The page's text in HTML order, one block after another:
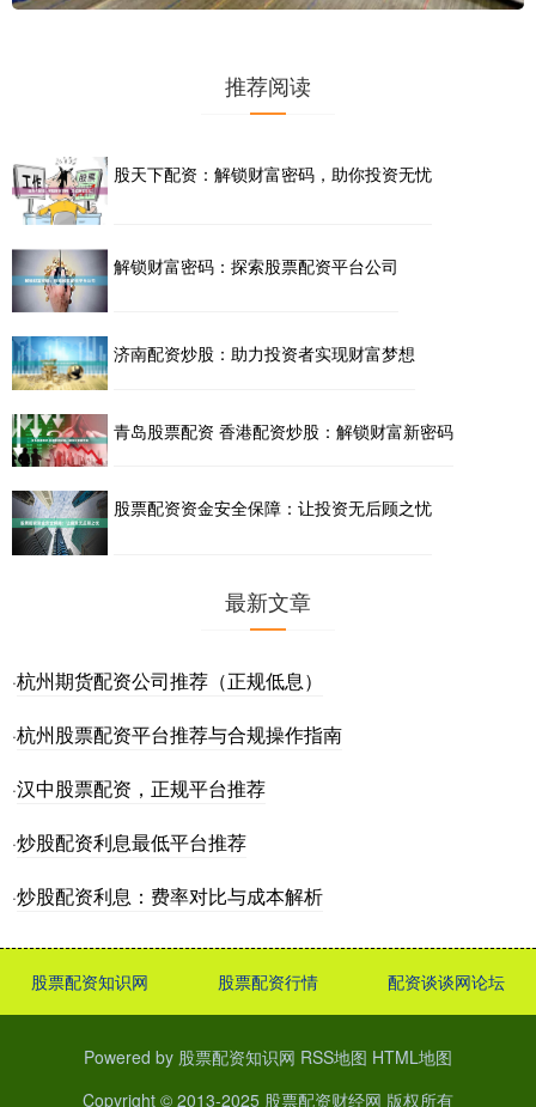
推荐阅读
股天下配资：解锁财富密码，助你投资无忧
解锁财富密码：探索股票配资平台公司
济南配资炒股：助力投资者实现财富梦想
青岛股票配资 香港配资炒股：解锁财富新密码
股票配资资金安全保障：让投资无后顾之忧
最新文章
·杭州期货配资公司推荐（正规低息）
·杭州股票配资平台推荐与合规操作指南
·汉中股票配资，正规平台推荐
·炒股配资利息最低平台推荐
·炒股配资利息：费率对比与成本解析
股票配资知识网 股票配资行情 配资谈谈网论坛
Powered by 股票配资知识网 RSS地图 HTML地图
Copyright © 2013-2025 股票配资财经网 版权所有